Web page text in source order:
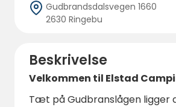
Gudbrandsdalsvegen 1660
2630 Ringebu
Beskrivelse
Velkommen til Elstad
Tæt på Gudbranslågen ligger